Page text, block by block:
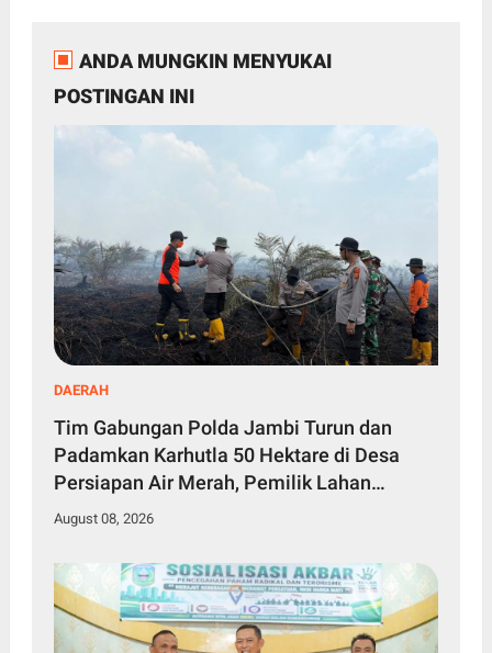
ANDA MUNGKIN MENYUKAI
POSTINGAN INI
DAERAH
Tim Gabungan Polda Jambi Turun dan
Padamkan Karhutla 50 Hektare di Desa
Persiapan Air Merah, Pemilik Lahan
Diselidiki
August 08, 2026